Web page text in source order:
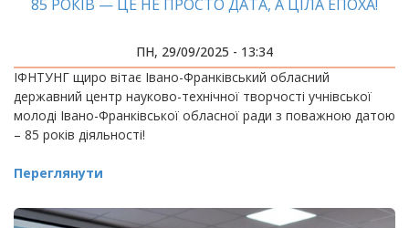
85 РОКІВ — ЦЕ НЕ ПРОСТО ДАТА, А ЦІЛА ЕПОХА!
ПН, 29/09/2025 - 13:34
ІФНТУНГ щиро вітає Івано-Франківський обласний
державний центр науково-технічної творчості учнівської
молоді Івано-Франківської обласної ради з поважною датою
– 85 років діяльності!
Переглянути